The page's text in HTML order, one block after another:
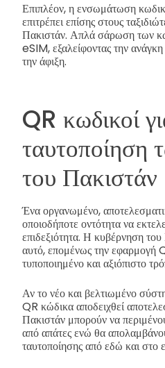
Επιπλέον, η ενσωμάτωση
επιτρέπει επίσης στους
Πακιστάν. Απλά σάρωση των
eSIM, εξαλείφοντας την
την άφιξη.
QR κωδικοί
ταυτοποίηση
του Πακιστάν
Ένα οργανωμένο,
οποιοδήποτε οντότητα να
επιδεξιότητα. Η κυβέρνηση
αυτό, επομένως την εφαρμογή
τυποποιημένο και αξιόπιστο
Αν το νέο και βελτιωμένο
QR κώδικα αποδειχθεί
Πακιστάν μπορούν να
από απάτες ενώ θα
ταυτοποίησης από εδώ και στο